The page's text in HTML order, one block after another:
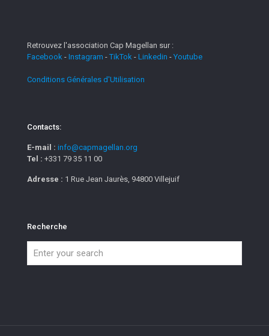
Retrouvez l'association Cap Magellan sur :
Facebook - Instagram -TikTok - Linkedin - Youtube
Conditions Générales d'Utilisation
Contacts:
E-mail : info@capmagellan.org
Tel : +331 79 35 11 00
Adresse : 1 Rue Jean Jaurès, 94800 Villejuif
Recherche